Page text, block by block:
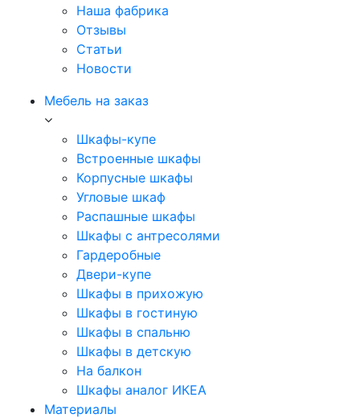
Наша фабрика
Отзывы
Статьи
Новости
Мебель на заказ
Шкафы-купе
Встроенные шкафы
Корпусные шкафы
Угловые шкаф
Распашные шкафы
Шкафы с антресолями
Гардеробные
Двери-купе
Шкафы в прихожую
Шкафы в гостиную
Шкафы в спальню
Шкафы в детскую
На балкон
Шкафы аналог ИКЕА
Материалы